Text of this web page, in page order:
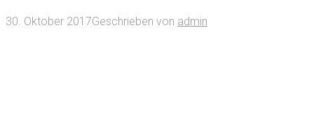
30. Oktober 2017Geschrieben von admin